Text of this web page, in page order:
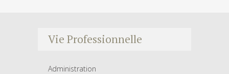
Vie Professionnelle
Administration